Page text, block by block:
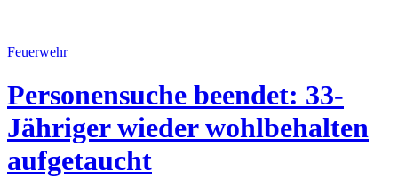
Feuerwehr
Personensuche beendet: 33-
Jähriger wieder wohlbehalten
aufgetaucht